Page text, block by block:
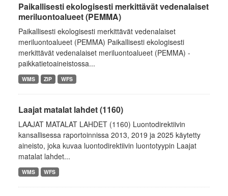
Paikallisesti ekologisesti merkittävät vedenalaiset
meriluontoalueet (PEMMA)
Paikallisesti ekologisesti merkittävät vedenalaiset
meriluontoalueet (PEMMA) Paikallisesti ekologisesti
merkittävät vedenalaiset meriluontoalueet (PEMMA) -
paikkatietoaineistossa...
WMS ZIP WFS
Laajat matalat lahdet (1160)
LAAJAT MATALAT LAHDET (1160) Luontodirektiivin
kansallisessa raportoinnissa 2013, 2019 ja 2025 käytetty
aineisto, joka kuvaa luontodirektiivin luontotyypin Laajat
matalat lahdet...
WMS WFS